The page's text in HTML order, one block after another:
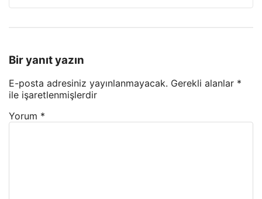
Bir yanıt yazın
E-posta adresiniz yayınlanmayacak. Gerekli alanlar *
ile işaretlenmişlerdir
Yorum *